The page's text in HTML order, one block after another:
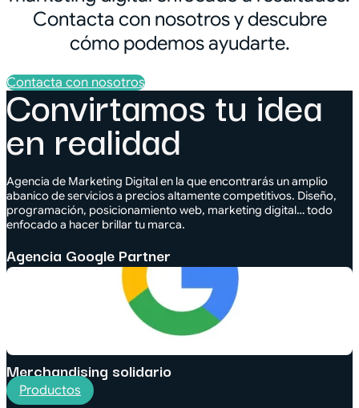
Contacta con nosotros y descubre
cómo podemos ayudarte.
Contacta con nosotros
Convirtamos tu idea
en realidad
Agencia de Marketing Digital en la que encontrarás un amplio
abanico de servicios a precios altamente competitivos. Diseño,
programación, posicionamiento web, marketing digital… todo
enfocado a hacer brillar tu marca.
Agencia Google Partner
Merchandising solidario
Productos